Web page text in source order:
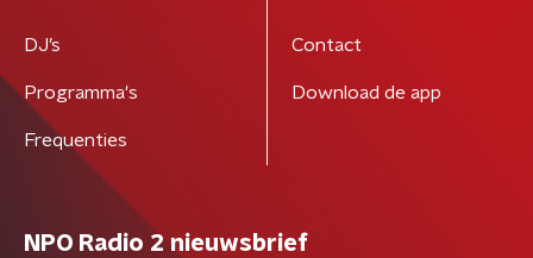
DJ’s
Programma's
Frequenties
Contact
Download de app
NPO Radio 2 nieuwsbrief